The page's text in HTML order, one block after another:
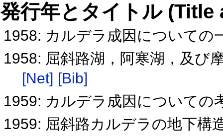
発行年とタイトル
1958: カルデラ成因についての
1958: 屈斜路湖，阿寒湖，及び
[Net] [Bib]
1959: カルデラ成因についての
1959: 屈斜路カルデラの地下構